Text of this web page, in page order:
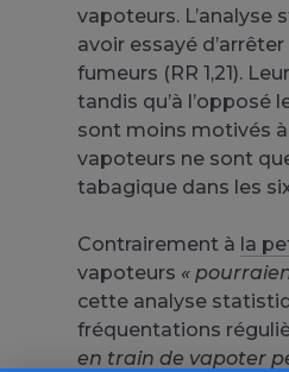
vapoteurs. L’analyse
avoir essayé
fumeurs (RR 1,21).
tandis qu’à l’opposé
sont moins motivés
vapoteurs ne sont
tabagique dans les six
Contrairement à la
vapoteurs «
cette analyse
fréquentations
en train de vapoter